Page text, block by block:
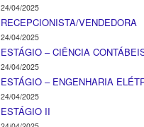
24/04/2025
RECEPCIONISTA/VENDEDORA
24/04/2025
ESTÁGIO – CIÊNCIA
24/04/2025
ESTÁGIO – ENGENHARIA
24/04/2025
ESTÁGIO II